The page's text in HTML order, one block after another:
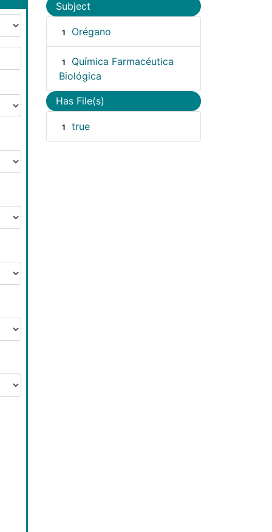
Subject
1 Orégano
1
Química Farmacéutica
Biológica
Has File(s)
1 true